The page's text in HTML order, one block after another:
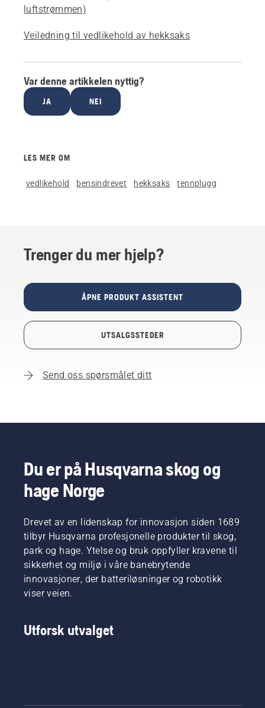
luftstrømmen)
Veiledning til vedlikehold av hekksaks
Var denne artikkelen nyttig?
JA NEI
LES MER OM
vedlikehold bensindrevet hekksaks tennplugg
Trenger du mer hjelp?
ÅPNE PRODUKT ASSISTENT
UTSALGSSTEDER
Send oss spørsmålet ditt
Du er på Husqvarna skog og
hage Norge
Drevet av en lidenskap for innovasjon siden 1689
tilbyr Husqvarna profesjonelle produkter til skog,
park og hage. Ytelse og bruk oppfyller kravene til
sikkerhet og miljø i våre banebrytende
innovasjoner, der batteriløsninger og robotikk
viser veien.
Utforsk utvalget